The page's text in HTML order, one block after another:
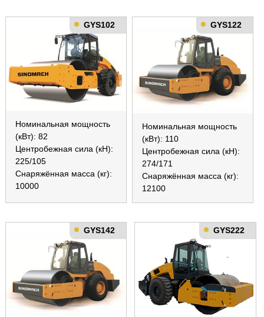
GYS102
Номинальная мощность
(кВт): 82
Центробежная сила (кН):
225/105
Снаряжённая масса (кг):
10000
GYS122
Номинальная мощность
(кВт): 110
Центробежная сила (кН):
274/171
Снаряжённая масса (кг):
12100
GYS142 GYS222